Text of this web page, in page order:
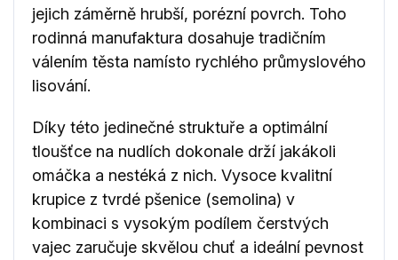
jejich záměrně hrubší, porézní povrch. Toho
rodinná manufaktura dosahuje tradičním
válením těsta namísto rychlého průmyslového
lisování.
Díky této jedinečné struktuře a optimální
tloušťce na nudlích dokonale drží jakákoli
omáčka a nestéká z nich. Vysoce kvalitní
krupice z tvrdé pšenice (semolina) v
kombinaci s vysokým podílem čerstvých
vajec zaručuje skvělou chuť a ideální pevnost